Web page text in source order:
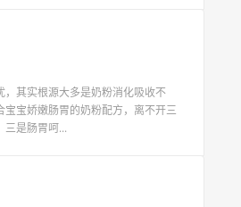
其实根源大多是奶粉消化吸收不
宝娇嫩肠胃的奶粉配方，离不开三
三是肠胃呵...